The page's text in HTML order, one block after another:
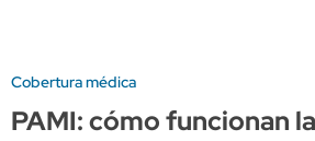
Cobertura médica
PAMI: cómo funcionan